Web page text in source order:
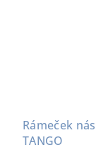
Rámeček
TANGO